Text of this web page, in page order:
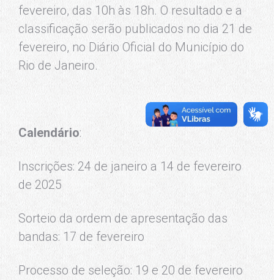
fevereiro, das 10h às 18h. O resultado e a
classificação serão publicados no dia 21 de
fevereiro, no Diário Oficial do Município do
Rio de Janeiro.
Calendário:
Inscrições: 24 de janeiro a 14 de fevereiro
de 2025
Sorteio da ordem de apresentação das
bandas: 17 de fevereiro
Processo de seleção: 19 e 20 de fevereiro